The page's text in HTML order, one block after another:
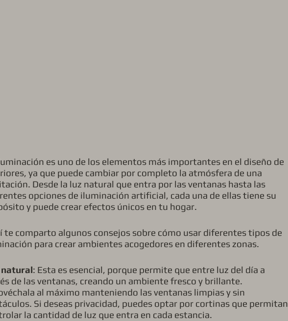
es uno de los elementos más importantes en el diseño de
ya que puede cambiar por completo la atmósfera de una
Desde la luz natural que entra por las ventanas hasta las
opciones de iluminación artificial, cada una de ellas tiene su
y puede crear efectos únicos en tu hogar.
te comparto algunos consejos sobre cómo usar diferentes tipos de
para crear ambientes acogedores en diferentes zonas.
natural: Esta es esencial, porque permite que entre luz del día a
de las ventanas, creando un ambiente fresco y brillante.
al máximo manteniendo las ventanas limpias y sin
Si deseas privacidad, puedes optar por cortinas que permitan
la cantidad de luz que entra en cada estancia.